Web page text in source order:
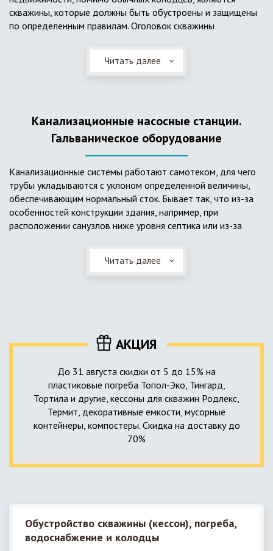
скважины, которые должны быть обустроены и защищены
по определенным правилам. Оголовок скважины
и автоматикой. Все это оборудование способно
подвергаться загрязнению атмосферными и
его работу в нормальном режиме. Лучшим способом
защиты оборудования является устройство герметичной
камеры или кессона, который не только защищает оголовок
скважины от негативных воздействий, но и обеспечивает
удобные условия для обслуживания в любой период года.
Кессон может быть выполнен из обычных железобетонных
колец, но только при отсутствии высокого уровня
подземных вод, так как в этом случае затруднительно
обеспечить требуемую герметичность. Если имеется
достаточную герметичность, недорогие, легко
Читать далее
Канализационные насосные станции.
Гальваническое оборудование
Канализационные системы работают самотеком, для чего
трубы укладываются с уклоном определенной величины,
обеспечивающим нормальный сток. Бывает так, что из-за
особенностей конструкции здания, например, при
расположении санузлов ниже уровня септика или из-за
Единственное решение в таком случае – это
использование КНС – канализационной насосной станции.
до выгребной ямы, септика или станции ГБО.
Читать далее
АКЦИЯ
До 31 августа скидки от 5 до 15% на
пластиковые погреба Топол-Эко, Тингард,
Тортила и другие, кессоны для скважин Родлекс,
Термит, декоративные емкости, мусорные
контейнеры, компостеры. Скидка на доставку до
70%
Обустройство скважины (кессон), погреба,
водоснабжение и колодцы